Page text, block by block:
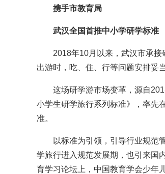
携手市教育局
武汉全国首推中小学研学标准
2018年10月以来，武汉市承接
出游时，吃、住、行等问题安排
这场研学游市场变革，源自2018
小学生研学旅行系列标准》，率先
准。
以标准为引领，引导行业规范管
学旅行进入规范发展期，也引来国
育学习论坛上，中国教育学会少年